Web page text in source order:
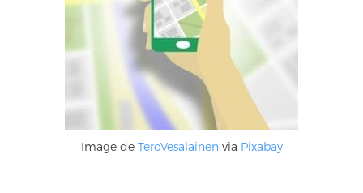
Image de TeroVesalainen via Pixabay